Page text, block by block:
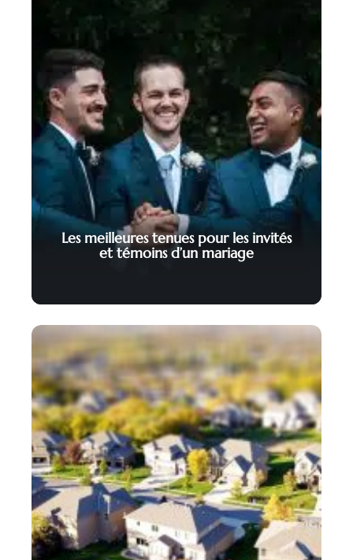
Les meilleures tenues pour les invités
et témoins d’un mariage